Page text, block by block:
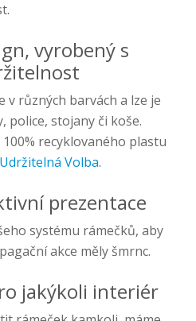
vyrobený s
v různých barvách a lze je
police, stojany či koše.
recyklovaného plastu
Volba.
prezentace
systému rámečků, aby
akce měly šmrnc.
jakýkoli interiér